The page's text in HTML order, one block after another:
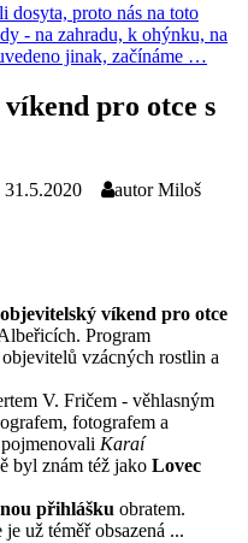
dosyta, proto nás na toto
- na zahradu, k ohýnku, na
jinak, začínáme …
pro otce s
31.5.2020 autorMiloš
víkend pro otce
Program
vzácných rostlin a
V. Fričem - věhlasným
fotografem a
Karaí
byl znám též jako Lovec
přihlášku obratem.
už téměř obsazená ...